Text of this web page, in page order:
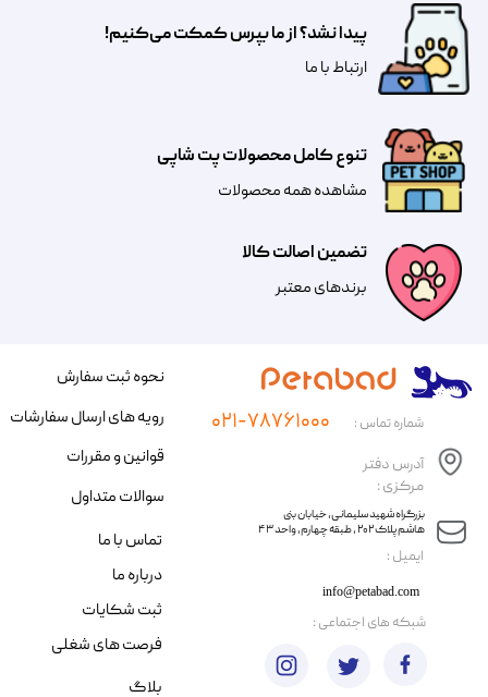
تضمین اصالت کالا
​​برندهای معتبر​​​​​​​
تنوع کامل محصولات پت شاپی
مشاهده همه محصولات
پیدا نشد؟ از ما بپرس کمکت می‌کنیم!
​​​ارتباط با ما
​ایمیل :
آدرس دفتر
مرکزی :
info@petabad.com
​​بزرگراه شهید سلیمانی، خیابان بنی
هاشم پلاک ۲۰۲ ، طبقه چهارم، واحد ۴۳
شماره تماس : ۰۲۱-۷۸۷۶۱۰۰۰
نحوه ثبت سفارش
رویه های ارسال سفارشات
قوانین و مقررات
سوالات متداول
تماس با ما
درباره ما
ثبت شکایات
فرصت های شغلی
​شبکه های اجتماعی :
بلاگ